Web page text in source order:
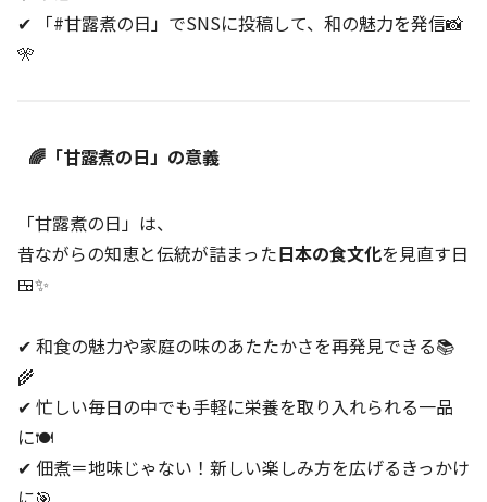
✔ 「#甘露煮の日」でSNSに投稿して、和の魅力を発信📸
🎌
🌈「甘露煮の日」の意義
「甘露煮の日」は、
昔ながらの知恵と伝統が詰まった日本の食文化を見直す日
🍱✨
✔ 和食の魅力や家庭の味のあたたかさを再発見できる📚
🌾
✔ 忙しい毎日の中でも手軽に栄養を取り入れられる一品
に🍽️
✔ 佃煮＝地味じゃない！新しい楽しみ方を広げるきっかけ